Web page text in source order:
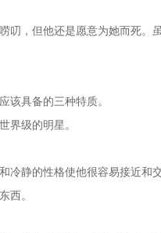
叨，但他还是愿意为她而死。
该具备的三种特质。
界级的明星。
冷静的性格使他很容易接近和
西。